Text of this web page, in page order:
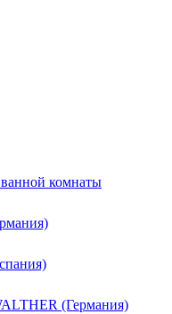
комнаты
(Германия)